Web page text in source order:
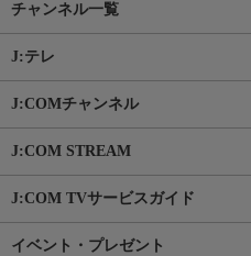
チャンネル一覧
J:テレ
J:COMチャンネル
J:COM STREAM
J:COM TVサービスガイド
イベント・プレゼント